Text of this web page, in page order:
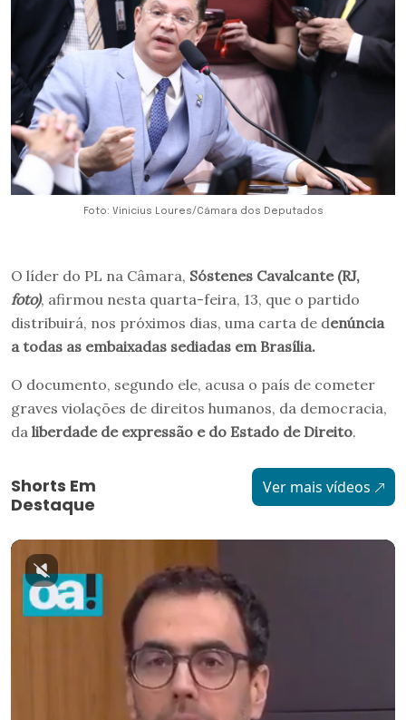
Foto: Vinicius Loures/Câmara dos Deputados
O líder do PL na Câmara, Sóstenes Cavalcante (RJ,
foto), afirmou nesta quarta-feira, 13, que o partido
distribuirá, nos próximos dias, uma carta de denúncia
a todas as embaixadas sediadas em Brasília.
O documento, segundo ele, acusa o país de cometer
graves violações de direitos humanos, da democracia,
da liberdade de expressão e do Estado de Direito.
Shorts Em
Destaque
Ver mais vídeos